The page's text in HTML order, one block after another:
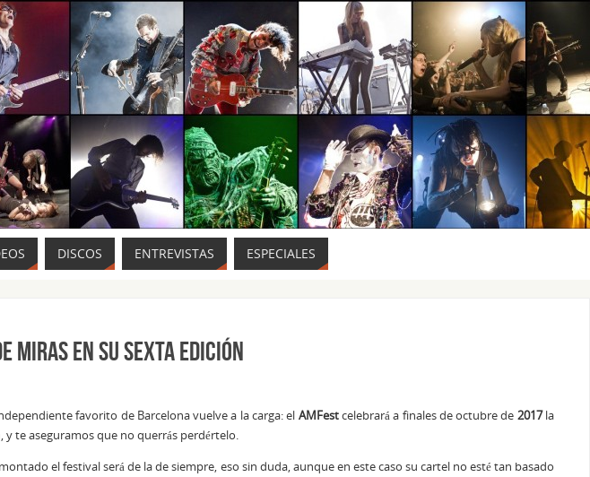
DISCOS ENTREVISTAS ESPECIALES
MIRAS EN SU SEXTA EDICIÓN
favorito de Barcelona vuelve a la carga: el AMFestcelebrará a finales de octubre de 2017la
y te aseguramos que no querrás perdértelo.
el festival será de la de siempre, eso sin duda, aunque en este caso su cartel no esté tan basado